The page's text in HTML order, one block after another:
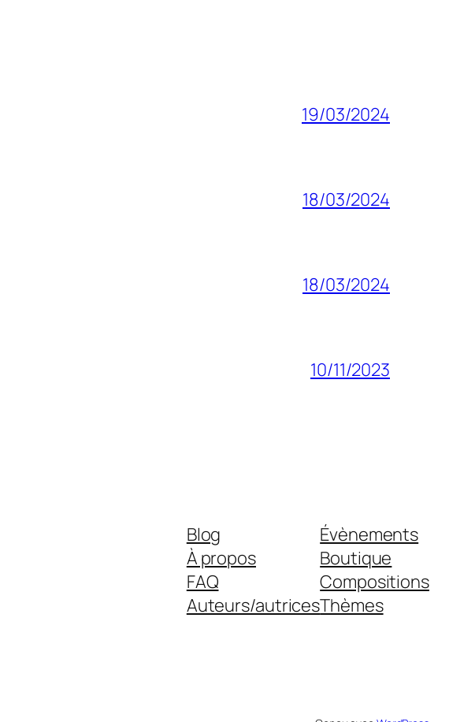
19/03/2024
18/03/2024
18/03/2024
10/11/2023
Blog
À propos
FAQ
Auteurs/autrices
Évènements
Boutique
Compositions
Thèmes